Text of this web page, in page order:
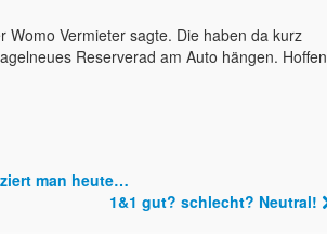
Vermieter sagte. Die haben da kurz
Reserverad am Auto hängen. Hoffen
man heute…
1&1 gut? schlecht? Neutral!